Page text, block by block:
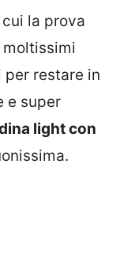
la prova
restare in
e super
light con